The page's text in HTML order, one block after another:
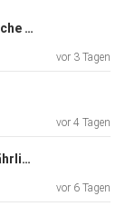
Erkenntnis in Venedig macht deutsche Politik erträglicher
vor 3 Tagen
vor 4 Tagen
Zerreißprobe für die CDU: Wie gefährlich wird die Krise für Merz?
vor 6 Tagen